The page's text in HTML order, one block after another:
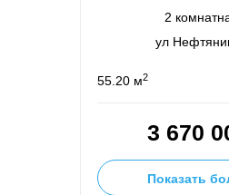
2
ул
55.20 м2
3 670
Показать